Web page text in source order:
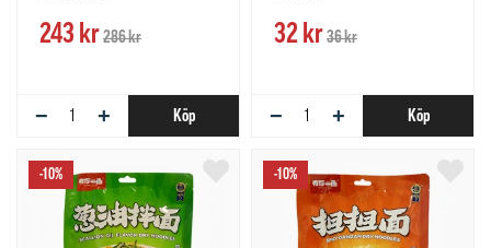
243 kr286 kr
− + Köp
32 kr36 kr
− + Köp
-10% -10%